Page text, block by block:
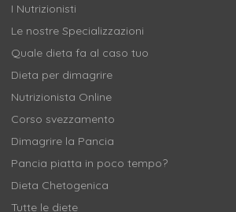
I Nutrizionisti
Le nostre Specializzazioni
Quale dieta fa al caso tuo
Dieta per dimagrire
Nutrizionista Online
Corso svezzamento
Dimagrire la Pancia
Pancia piatta in poco tempo?
Dieta Chetogenica
Tutte le diete